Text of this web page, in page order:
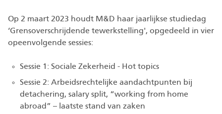
Op 2 maart 2023 houdt M&D haar jaarlijkse studiedag
‘Grensoverschrijdende tewerkstelling', opgedeeld in vier
opeenvolgende sessies:
Sessie 1: Sociale Zekerheid - Hot topics
Sessie 2: Arbeidsrechtelijke aandachtpunten bij
detachering, salary split, “working from home
abroad” – laatste stand van zaken